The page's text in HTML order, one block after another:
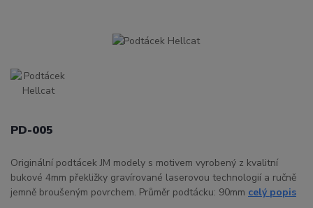
PD-005
Originální podtácek JM modely s motivem vyrobený z kvalitní
bukové 4mm překližky gravírované laserovou technologií a ručně
jemně broušeným povrchem. Průměr podtácku: 90mm celý popis